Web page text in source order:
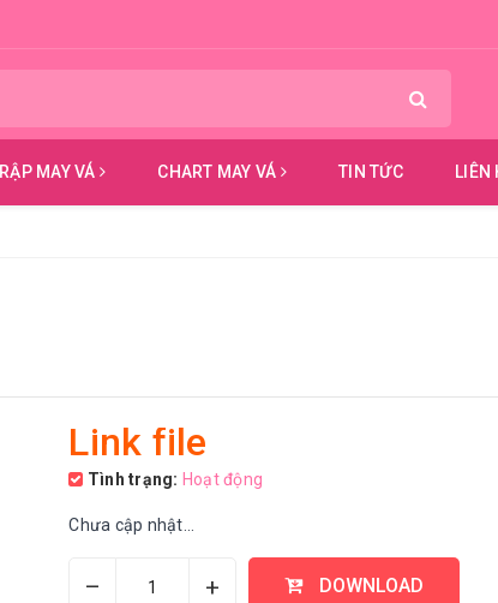
RẬP MAY VÁ CHART MAY VÁ TIN TỨC LIÊN
Link file
Tình trạng: Hoạt động
Chưa cập nhật...
– + DOWNLOAD